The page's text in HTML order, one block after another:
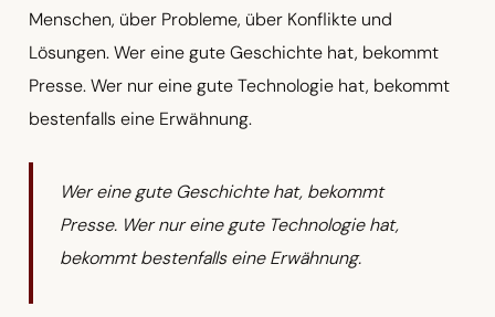
Menschen, über Probleme, über Konflikte und
Lösungen. Wer eine gute Geschichte hat, bekommt
Presse. Wer nur eine gute Technologie hat, bekommt
bestenfalls eine Erwähnung.
Wer eine gute Geschichte hat, bekommt
Presse. Wer nur eine gute Technologie hat,
bekommt bestenfalls eine Erwähnung.